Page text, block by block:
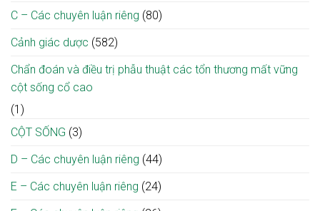
phương
sống
Ninh
C – Các chuyên luận riêng (80)
Cảnh giác dược (582)
Chẩn đoán và điều trị phẫu thuật các tổn thương mất vững
cột sống cổ cao
(1)
CỘT SỐNG (3)
D – Các chuyên luận riêng (44)
E – Các chuyên luận riêng (24)